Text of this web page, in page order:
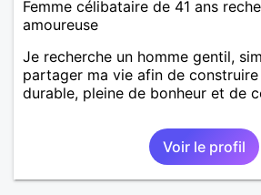
Femme célibataire de 41 ans
amoureuse
Je recherche un homme gentil,
partager ma vie afin de
durable, pleine de bonheur et de
Voir le profil